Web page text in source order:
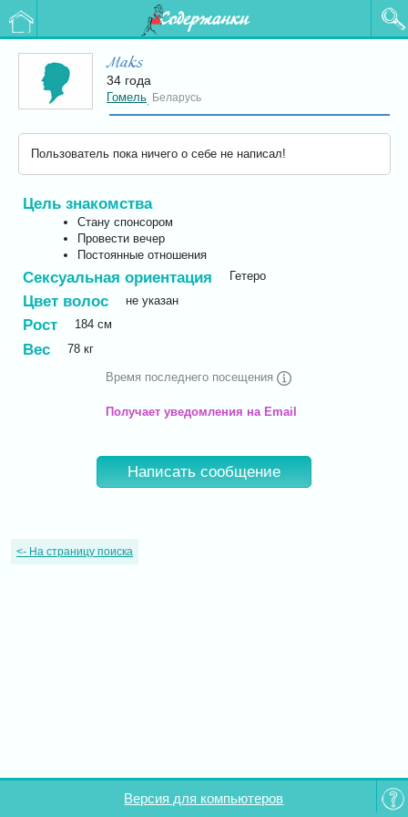
Содержанки
Maks
34 года
Гомель Беларусь
Пользователь пока ничего о себе не написал!
Цель знакомства
Стану спонсором
Провести вечер
Постоянные отношения
Сексуальная ориентация Гетеро
Цвет волос не указан
Рост 184 см
Вес 78 кг
Время последнего посещения
Получает уведомления на Email
Написать сообщение
<- На страницу поиска
Версия для компьютеров